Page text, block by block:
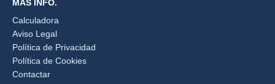
MÁS INFO.
Calculadora
Aviso Legal
Política de Privacidad
Política de Cookies
Contactar